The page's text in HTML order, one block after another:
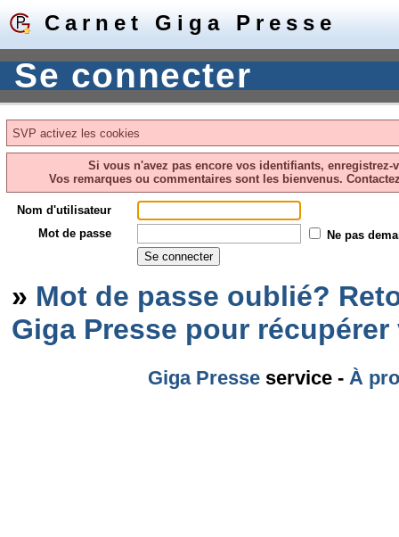
Carnet Giga Presse
Se connecter
SVP activez les cookies
Si vous n'avez pas encore vos identifiants,
Vos remarques ou commentaires sont les bienvenus.
Nom d'utilisateur
Mot de passe
Ne pas
» Mot de passe oublié?
Giga Presse pour
Giga Presse service - À